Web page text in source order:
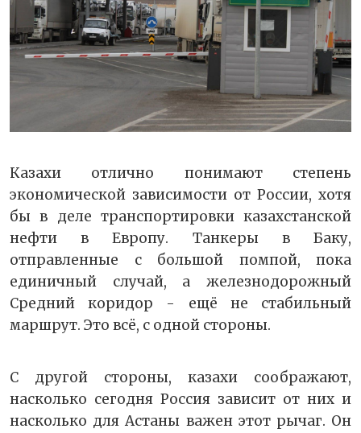
Казахи отлично понимают степень
экономической зависимости от России, хотя
бы в деле транспортировки казахстанской
нефти в Европу. Танкеры в Баку,
отправленные с большой помпой, пока
единичный случай, а железнодорожный
Средний коридор - ещё не стабильный
маршрут. Это всё, с одной стороны.
С другой стороны, казахи соображают,
насколько сегодня Россия зависит от них и
насколько для Астаны важен этот рычаг. Он